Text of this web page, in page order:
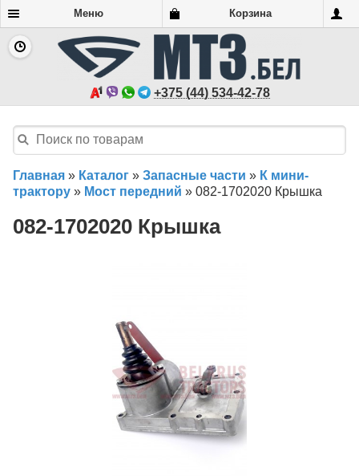
Меню Корзина
+375 (44) 534-42-78
Главная » Каталог » Запасные части » К мини-
трактору » Мост передний » 082-1702020 Крышка
082-1702020 Крышка